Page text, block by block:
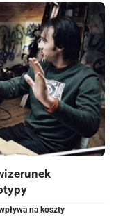
na koszty